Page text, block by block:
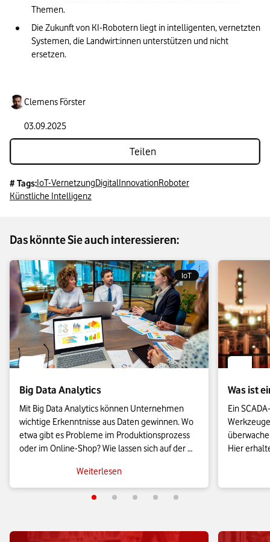
Themen.
Die Zukunft von KI-Robotern liegt in intelligenten, vernetzten
Systemen, die Landwirt:innen unterstützen und nicht
ersetzen.
Clemens Förster
03.09.2025
Teilen
# Tags:IoT-VernetzungDigitalInnovationRoboter
Künstliche Intelligenz
Das könnte Sie auch interessieren:
IoT
Big Data Analytics
Mit Big Data Analytics können Unternehmen
wichtige Erkenntnisse aus Daten gewinnen. Wo
etwa gibt es Probleme im Produktionsprozess
oder im Online-Shop? Wie lassen sich auf der
Diese und weitere Fragen beantworten Big-
Data-Analyseverfahren.
Weiterlesen
Was ist
Ein
Hier